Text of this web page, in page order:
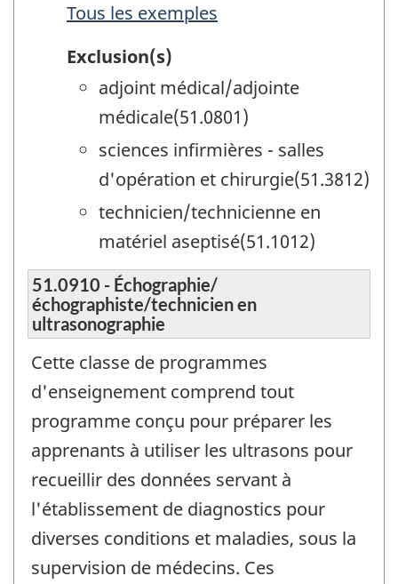
Tous les exemples
Exclusion(s)
adjoint médical/adjointe
médicale(51.0801)
sciences infirmières - salles
d'opération et chirurgie(51.3812)
technicien/technicienne en
matériel aseptisé(51.1012)
51.0910 - Échographie/
échographiste/technicien en
ultrasonographie
Cette classe de programmes
d'enseignement comprend tout
programme conçu pour préparer les
apprenants à utiliser les ultrasons pour
recueillir des données servant à
l'établissement de diagnostics pour
diverses conditions et maladies, sous la
supervision de médecins. Ces